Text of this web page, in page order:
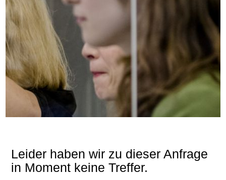
Leider haben wir zu dieser Anfrage
in Moment keine Treffer.